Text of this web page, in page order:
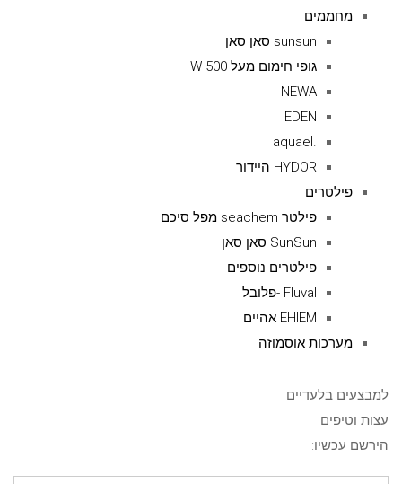
מחממים
sunsun סאן סאן
גופי חימום מעל 500 W
NEWA
EDEN
.aquael
HYDOR היידור
פילטרים
פילטר seachem מפל סיכם
SunSun סאן סאן
פילטרים נוספים
Fluval -פלובל
EHIEM אהיים
מערכות אוסמוזה
למבצעים בלעדיים
עצות וטיפים
הירשם עכשיו: